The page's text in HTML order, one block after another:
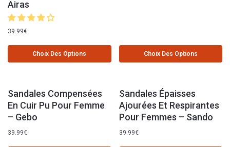
Airas
39.99€
Choix Des Options Choix Des Options
Sandales Compensées
En Cuir Pu Pour Femme
– Gebo
39.99€
Sandales Épaisses
Ajourées Et Respirantes
Pour Femmes – Sando
39.99€